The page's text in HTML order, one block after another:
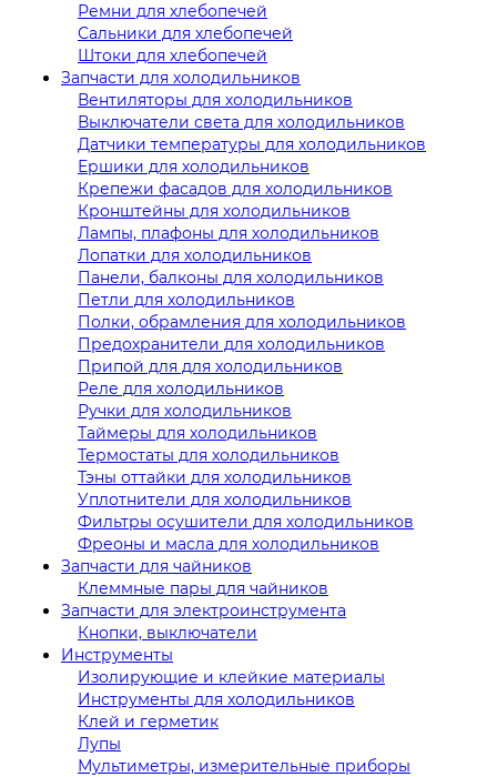
Ремни для хлебопечей
Сальники для хлебопечей
Штоки для хлебопечей
Запчасти для холодильников
Вентиляторы для холодильников
Выключатели света для холодильников
Датчики температуры для холодильников
Ершики для холодильников
Крепежи фасадов для холодильников
Кронштейны для холодильников
Лампы, плафоны для холодильников
Лопатки для холодильников
Панели, балконы для холодильников
Петли для холодильников
Полки, обрамления для холодильников
Предохранители для холодильников
Припой для для холодильников
Реле для холодильников
Ручки для холодильников
Таймеры для холодильников
Термостаты для холодильников
Тэны оттайки для холодильников
Уплотнители для холодильников
Фильтры осушители для холодильников
Фреоны и масла для холодильников
Запчасти для чайников
Клеммные пары для чайников
Запчасти для электроинструмента
Кнопки, выключатели
Инструменты
Изолирующие и клейкие материалы
Инструменты для холодильников
Клей и герметик
Лупы
Мультиметры, измерительные приборы